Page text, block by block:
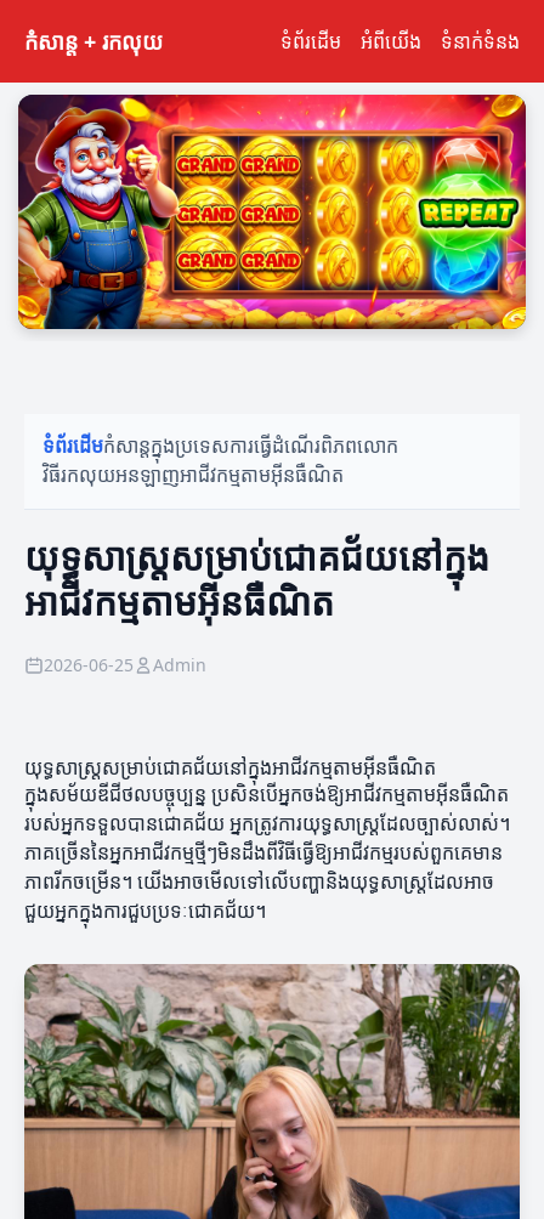
កំសាន្ត + រកលុយ ទំព័រដើម អំពីយើង ទំនាក់ទំនង
ទំព័រដើមកំសាន្តក្នុងប្រទេសការធ្វើដំណើរពិភពលោក
វិធីរកលុយអនឡាញអាជីវកម្មតាមអ៊ីនធឺណិត
យុទ្ធសាស្ត្រសម្រាប់ជោគជ័យនៅក្នុង
អាជីវកម្មតាមអ៊ីនធឺណិត
2026-06-25 Admin
យុទ្ធសាស្ត្រសម្រាប់ជោគជ័យនៅក្នុងអាជីវកម្មតាមអ៊ីនធឺណិត
ក្នុងសម័យឌីជីថលបច្ចុប្បន្ន ប្រសិនបើអ្នកចង់ឱ្យអាជីវកម្មតាមអ៊ីនធឺណិត
របស់អ្នកទទួលបានជោគជ័យ អ្នកត្រូវការយុទ្ធសាស្ត្រដែលច្បាស់លាស់។
ភាគច្រើននៃអ្នកអាជីវកម្មថ្មីៗមិនដឹងពីវិធីធ្វើឱ្យអាជីវកម្មរបស់ពួកគេមាន
ភាពរីកចម្រើន។ យើងអាចមើលទៅលើបញ្ហានិងយុទ្ធសាស្ត្រដែលអាច
ជួយអ្នកក្នុងការជួបប្រទៈជោគជ័យ។